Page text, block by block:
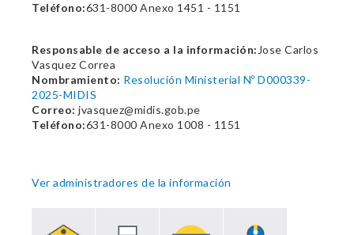
Teléfono:631-8000 Anexo 1451 - 1151
Responsable de acceso a la información: Jose Carlos
Vasquez Correa
Nombramiento: Resolución Ministerial Nº D000339-
2025-MIDIS
Correo: jvasquez@midis.gob.pe
Teléfono:631-8000 Anexo 1008 - 1151
Ver administradores de la información